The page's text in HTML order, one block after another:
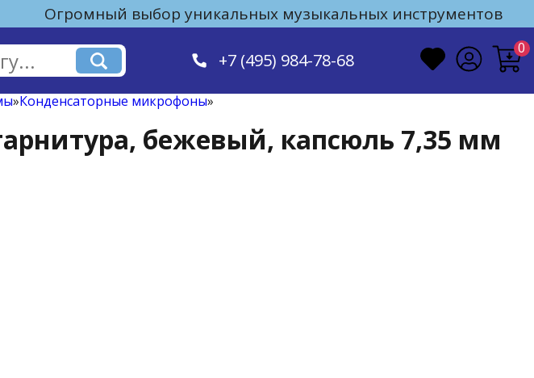
Огромный выбор уникальных музыкальных инструментов
+7 (495) 984-78-68
0
»Конденсаторные микрофоны»
бежевый, капсюль 7,35 мм